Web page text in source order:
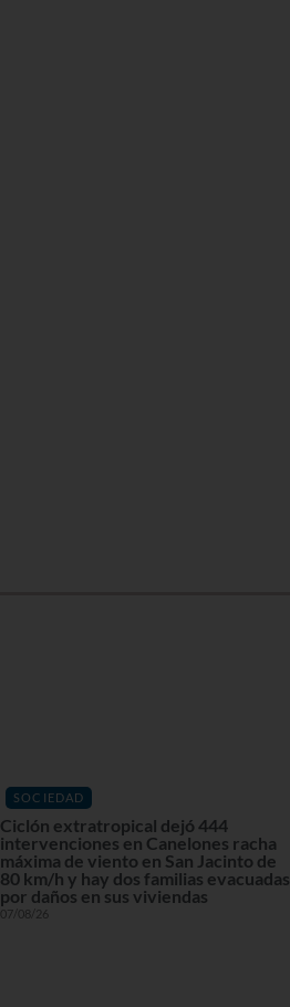
SOCIEDAD
Ciclón extratropical dejó 444
intervenciones en Canelones racha
máxima de viento en San Jacinto de
80 km/h y hay dos familias evacuadas
por daños en sus viviendas
07/08/26